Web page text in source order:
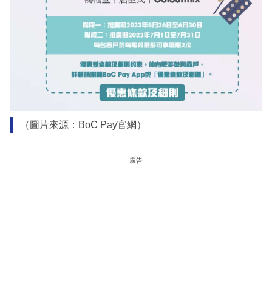
（圖片來源：BoC Pay官網）
廣告